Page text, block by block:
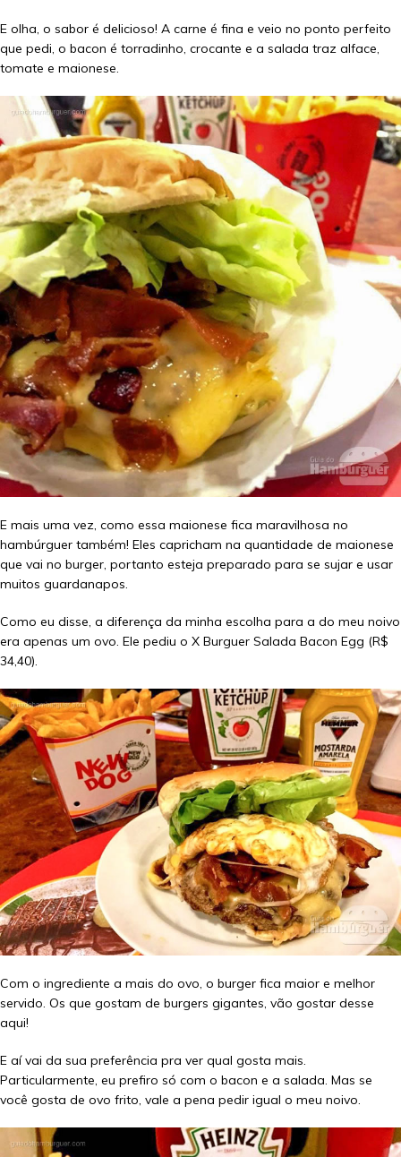
E olha, o sabor é delicioso! A carne é fina e veio no ponto perfeito
que pedi, o bacon é torradinho, crocante e a salada traz alface,
tomate e maionese.
E mais uma vez, como essa maionese fica maravilhosa no
hambúrguer também! Eles capricham na quantidade de maionese
que vai no burger, portanto esteja preparado para se sujar e usar
muitos guardanapos.
Como eu disse, a diferença da minha escolha para a do meu noivo
era apenas um ovo. Ele pediu o X Burguer Salada Bacon Egg (R$
34,40).
Com o ingrediente a mais do ovo, o burger fica maior e melhor
servido. Os que gostam de burgers gigantes, vão gostar desse
aqui!
E aí vai da sua preferência pra ver qual gosta mais.
Particularmente, eu prefiro só com o bacon e a salada. Mas se
você gosta de ovo frito, vale a pena pedir igual o meu noivo.